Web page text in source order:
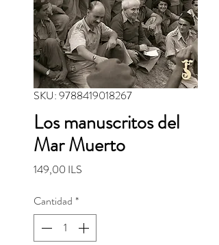
SKU: 9788419018267
Los manuscritos del
Mar Muerto
149,00 ILS
Cantidad *